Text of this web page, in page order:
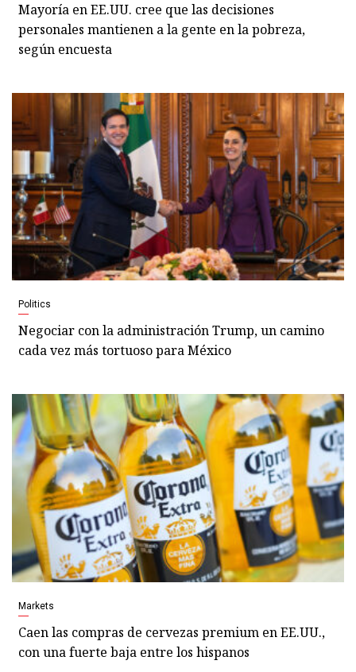
Mayoría en EE.UU. cree que las decisiones
personales mantienen a la gente en la pobreza,
según encuesta
Politics
Negociar con la administración Trump, un camino
cada vez más tortuoso para México
Markets
Caen las compras de cervezas premium en EE.UU.,
con una fuerte baja entre los hispanos